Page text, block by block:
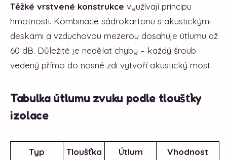
Těžké vrstvené konstrukce využívají principu
hmotnosti. Kombinace sádrokartonu s akustickými
deskami a vzduchovou mezerou dosahuje útlumu až
60 dB. Důležité je nedělat chyby – každý šroub
vedený přímo do nosné zdi vytvoří akustický most.
Tabulka útlumu zvuku podle tloušťky
izolace
Typ
Tloušťka
Útlum
Vhodnost